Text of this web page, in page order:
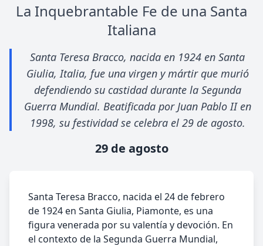
La Inquebrantable Fe de una Santa
Italiana
Santa Teresa Bracco, nacida en 1924 en Santa
Giulia, Italia, fue una virgen y mártir que murió
defendiendo su castidad durante la Segunda
Guerra Mundial. Beatificada por Juan Pablo II en
1998, su festividad se celebra el 29 de agosto.
29 de agosto
Santa Teresa Bracco, nacida el 24 de febrero
de 1924 en Santa Giulia, Piamonte, es una
figura venerada por su valentía y devoción. En
el contexto de la Segunda Guerra Mundial,